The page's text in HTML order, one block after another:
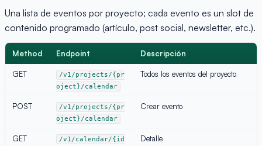
Una lista de eventos por proyecto; cada evento es un slot de
contenido programado (artículo, post social, newsletter, etc.).
Method Endpoint Descripción
GET
/v1/projects/{pr
oject}/calendar
Todos los eventos del proyecto
POST
/v1/projects/{pr
oject}/calendar
Crear evento
GET
/v1/calendar/{id
Detalle